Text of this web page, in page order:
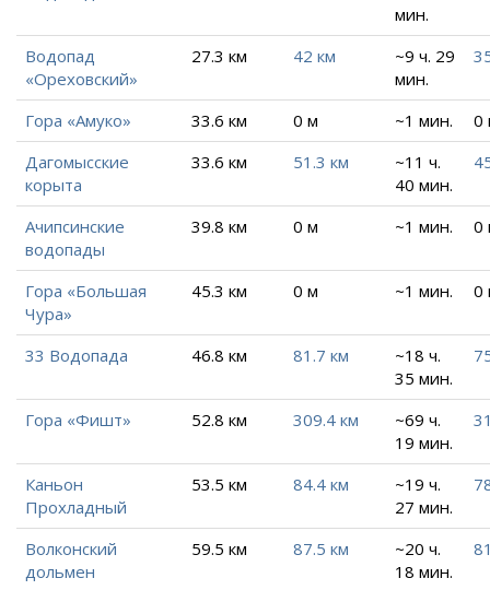
мин.
Водопад
«Ореховский»
27.3 км 42 км
~9 ч. 29
мин.
Гора «Амуко» 33.6 км 0 м ~1 мин.
0
Дагомысские
корыта
33.6 км 51.3 км
~11 ч.
40 мин.
Ачипсинские
водопады
39.8 км 0 м ~1 мин. 0
Гора «Большая
Чура»
45.3 км 0 м ~1 мин. 0
33 Водопада 46.8 км 81.7 км
~18 ч.
35 мин.
Гора «Фишт» 52.8 км 309.4 км
~69 ч.
19 мин.
Каньон
Прохладный
53.5 км 84.4 км
~19 ч.
27 мин.
Волконский
дольмен
59.5 км 87.5 км
~20 ч.
18 мин.